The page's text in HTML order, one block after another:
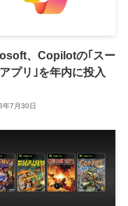
、Copilotの｢スー
プリ｣を年内に投入
年7月30日